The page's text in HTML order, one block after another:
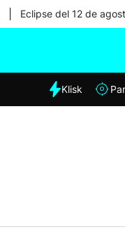
Eclipse del 12 de
Klisk